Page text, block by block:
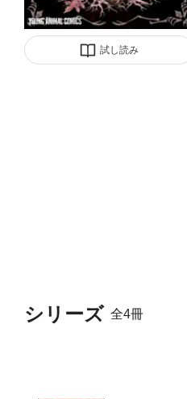
試し読み
シリーズ 全4冊